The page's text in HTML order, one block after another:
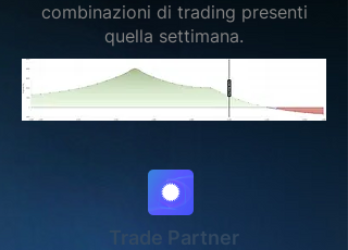
combinazioni di trading presenti
quella settimana.
Trade Partner